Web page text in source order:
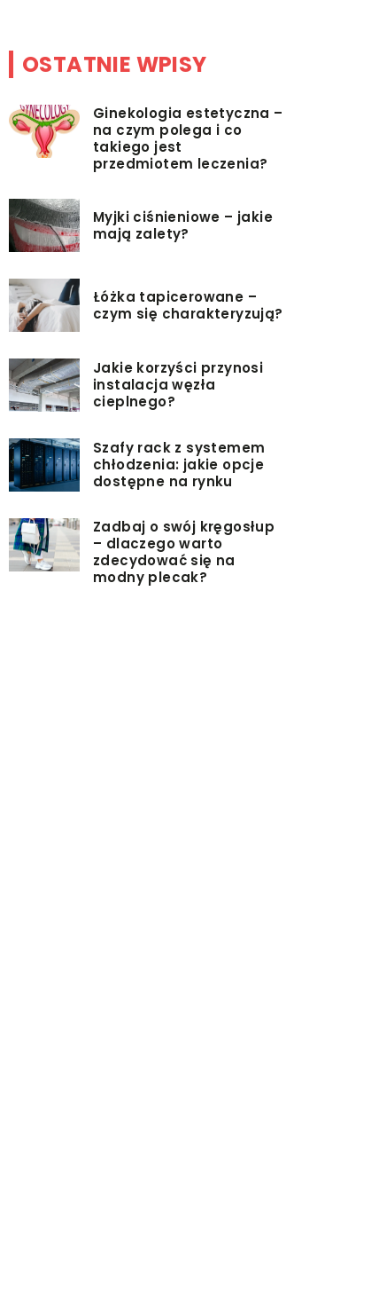
OSTATNIE WPISY
Ginekologia estetyczna –
na czym polega i co
takiego jest
przedmiotem leczenia?
Myjki ciśnieniowe – jakie
mają zalety?
Łóżka tapicerowane –
czym się charakteryzują?
Jakie korzyści przynosi
instalacja węzła
cieplnego?
Szafy rack z systemem
chłodzenia: jakie opcje
dostępne na rynku
Zadbaj o swój kręgosłup
– dlaczego warto
zdecydować się na
modny plecak?